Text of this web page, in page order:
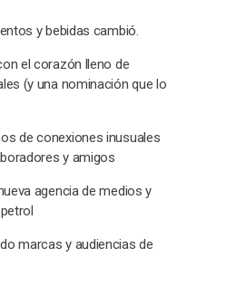
y bebidas cambió.
el corazón lleno de
(y una nominación que lo
de conexiones inusuales
y amigos
agencia de medios y
marcas y audiencias de